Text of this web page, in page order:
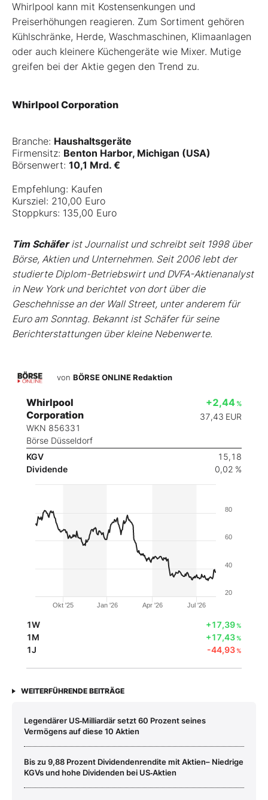
Whirlpool kann mit Kostensenkungen und
Preiserhöhungen reagieren. Zum Sortiment gehören
Kühlschränke, Herde, Waschmaschinen, Klimaanlagen
oder auch kleinere Küchengeräte wie Mixer. Mutige
greifen bei der Aktie gegen den Trend zu.
Whirlpool Corporation
Branche: Haushaltsgeräte
Firmensitz: Benton Harbor, Michigan (USA)
Börsenwert: 10,1 Mrd. €
Empfehlung: Kaufen
Kursziel: 210,00 Euro
Stoppkurs: 135,00 Euro
Tim Schäferist Journalist und schreibt seit 1998 über
Börse, Aktien und Unternehmen. Seit 2006 lebt der
studierte Diplom-Betriebswirt und DVFA-Aktienanalyst
in New York und berichtet von dort über die
Geschehnisse an der Wall Street, unter anderem für
Euro am Sonntag. Bekannt ist Schäfer für seine
Berichterstattungen über kleine Nebenwerte.
von BÖRSE ONLINE Redaktion
Whirlpool
Corporation
WKN 856331
Börse Düsseldorf
+2,44 %
37,43 EUR
KGV
15,18
Dividende
0,02 %
Okt '25 Jan '26 Apr '26 Jul '26
20
40
60
80
1W +17,39%
1M +17,43%
1J -44,93%
WEITERFÜHRENDE BEITRÄGE
Legendärer US‑Milliardär setzt 60 Prozent seines
Vermögens auf diese 10 Aktien
Bis zu 9,88 Prozent Dividendenrendite mit Aktien– Niedrige
KGVs und hohe Dividenden bei US‑Aktien